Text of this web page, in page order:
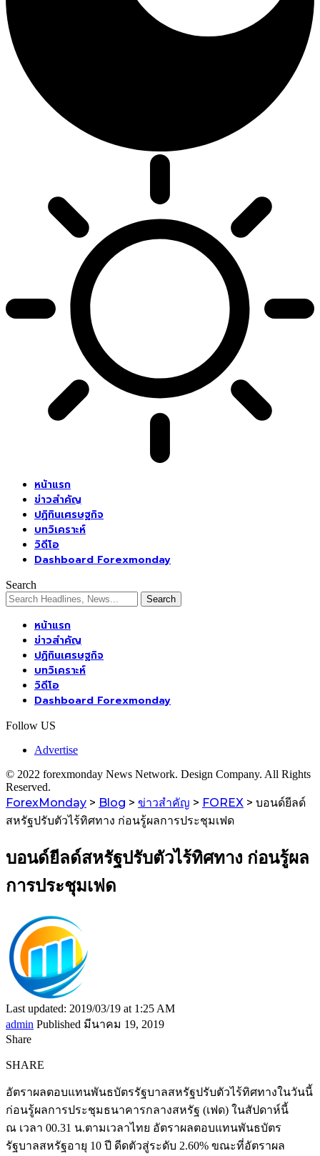
หน้าแรก
ข่าวสำคัญ
ปฏิทินเศรษฐกิจ
บทวิเคราะห์
วิดีโอ
Dashboard Forexmonday
Search
หน้าแรก
ข่าวสำคัญ
ปฏิทินเศรษฐกิจ
บทวิเคราะห์
วิดีโอ
Dashboard Forexmonday
Follow US
Advertise
© 2022 forexmonday News Network. Design Company. All Rights
Reserved.
ForexMonday > Blog > ข่าวสำคัญ > FOREX > บอนด์ยีลด์
สหรัฐปรับตัวไร้ทิศทาง ก่อนรู้ผลการประชุมเฟด
บอนด์ยีลด์สหรัฐปรับตัวไร้ทิศทาง ก่อนรู้ผล
การประชุมเฟด
Last updated: 2019/03/19 at 1:25 AM
admin Published มีนาคม 19, 2019
Share
SHARE
อัตราผลตอบแทนพันธบัตรรัฐบาลสหรัฐปรับตัวไร้ทิศทางในวันนี้
ก่อนรู้ผลการประชุมธนาคารกลางสหรัฐ (เฟด) ในสัปดาห์นี้
ณ เวลา 00.31 น.ตามเวลาไทย อัตราผลตอบแทนพันธบัตร
รัฐบาลสหรัฐอายุ 10 ปี ดีดตัวสู่ระดับ 2.60% ขณะที่อัตราผล